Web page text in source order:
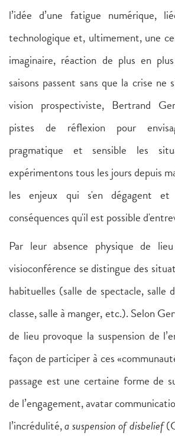
l’idée d’une fatigue numérique,
technologique et, ultimement, une
imaginaire, réaction de plus en
saisons passent sans que la crise ne
vision prospectiviste, Bertrand
pistes de réflexion pour
pragmatique et sensible les
expérimentons tous les jours depuis
les enjeux qui s'en dégagent et
conséquences qu'il est possible
Par leur absence physique de
visioconférence se distingue des
habituelles (salle de spectacle, salle
classe, salle à manger, etc.). Selon
de lieu provoque la suspension de
façon de participer à ces
passage est une certaine forme de
de l’engagement, avatar
l’incrédulité,a suspension of disbelief